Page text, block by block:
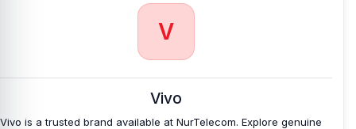
V
Vivo
Vivo is a trusted brand available at NurTelecom. Explore genuine